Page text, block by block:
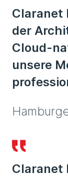
Claranet
der
Cloud-
unsere
Claranet